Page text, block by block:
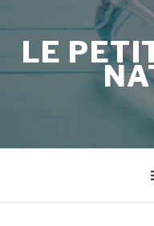
au
contenu
LE